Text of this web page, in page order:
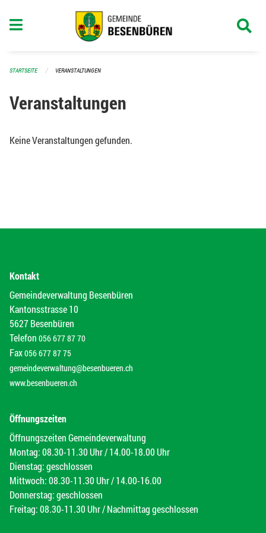
STARTSEITE VERANSTALTUNGEN
Veranstaltungen
Keine Veranstaltungen gefunden.
Kontakt
Gemeindeverwaltung Besenbüren
Kantonsstrasse 10
5627 Besenbüren
Telefon 056 677 87 70
Fax056 677 87 75
gemeindeverwaltung@besenbueren.ch
www.besenbueren.ch
Öffnungszeiten
Öffnungszeiten Gemeindeverwaltung
Montag: 08.30-11.30 Uhr / 14.00-18.00 Uhr
Dienstag: geschlossen
Mittwoch: 08.30-11.30 Uhr / 14.00-16.00
Donnerstag: geschlossen
Freitag: 08.30-11.30 Uhr / Nachmittag geschlossen